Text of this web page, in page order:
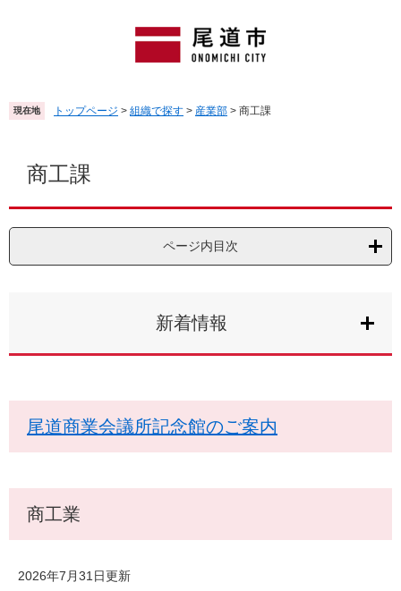
頭
で
飛
ば
現在地 トップページ > 組織で探す > 産業部 > 商工課
商工課
ページ内目次
新着情報
尾道商業会議所記念館のご案内
商工業
2026年7月31日更新